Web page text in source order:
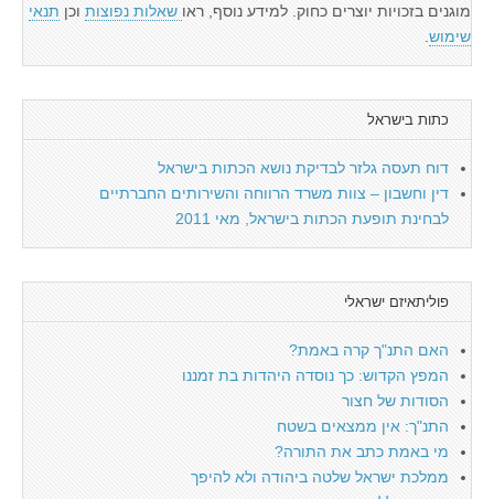
מוגנים בזכויות יוצרים כחוק. למידע נוסף, ראו שאלות נפוצות וכן תנאי
שימוש
כתות בישראל
דוח תעסה גלזר לבדיקת נושא הכתות בישראל
דין וחשבון – צוות משרד הרווחה והשירותים החברתיים
לבחינת תופעת הכתות בישראל, מאי 2011
פוליתאיזם ישראלי
האם התנ"ך קרה באמת?
המפץ הקדוש: כך נוסדה היהדות בת זמננו
הסודות של חצור
התנ"ך: אין ממצאים בשטח
מי באמת כתב את התורה?
ממלכת ישראל שלטה ביהודה ולא להיפך